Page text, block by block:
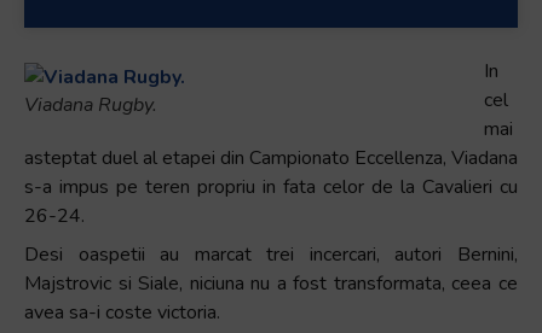
One
Accessibility
screen
reader,
press
This
shortcut
activates
Viadana Rugby.
In
cel
mai
asteptat duel al etapei din Campionato Eccellenza, Viadana
s-a impus pe teren propriu in fata celor de la Cavalieri cu
26-24.
Desi oaspetii au marcat trei incercari, autori Bernini,
Majstrovic si Siale, niciuna nu a fost transformata, ceea ce
avea sa-i coste victoria.